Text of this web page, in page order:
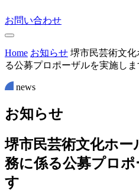
お問い合わせ
Home お知らせ 堺市民芸術文
る公募プロポーザルを実施しま
news
お知らせ
堺市民芸術文化ホー
務に係る公募プロ
す